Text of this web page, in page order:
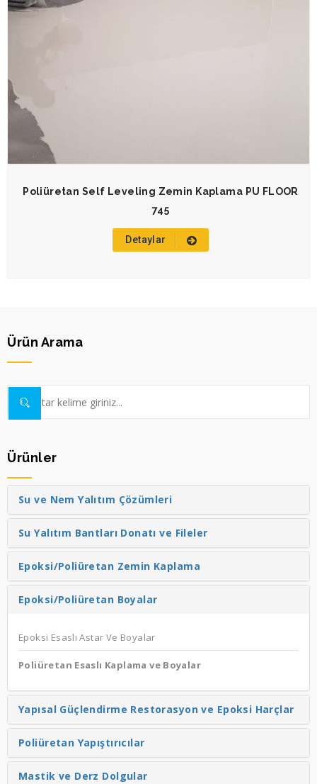
Poliüretan Self Leveling Zemin Kaplama PU FLOOR
745
Detaylar
Ürün Arama
Ürünler
Su ve Nem Yalıtım Çözümleri
Su Yalıtım Bantları Donatı ve Fileler
Epoksi/Poliüretan Zemin Kaplama
Epoksi/Poliüretan Boyalar
Epoksi Esaslı Astar Ve Boyalar
Poliüretan Esaslı Kaplama ve Boyalar
Yapısal Güçlendirme Restorasyon ve Epoksi Harçlar
Poliüretan Yapıştırıcılar
Mastik ve Derz Dolgular